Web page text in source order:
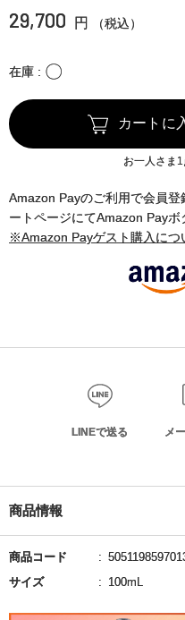
29,700 円 （税込）
在庫 〇
カートに
お一人さま1
Amazon Payのご利用で会員
ートページにてAmazon Payボ
※Amazon Payゲスト購入につ
LINEで送る メ
商品情報
商品コード
サイズ
100mL